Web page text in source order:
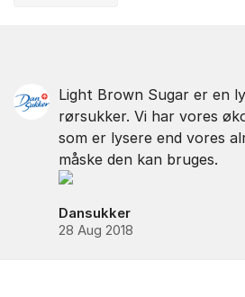
Light Brown Sugar er en
rørsukker. Vi har vores
som er lysere end vores
måske den kan bruges.
Dansukker
28 Aug 2018